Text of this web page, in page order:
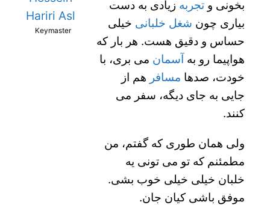
Hariri Asl
Keymaster
بخونی و تجربه زیادی به دست
بیاری چون شغل خلبانی خیلی
حساس و دقیق هست. هر بار که
هواپیما رو به آسمان می بری، با
خودت، صدها مسافر هم از
جایی به جای دیگه، سفر می
کنند.
ولی همان طوری که گفتم، من
مطمئنم که تو می تونی یه
خلبان خیلی خیلی خوب بشی.
موفق باشی کیان جان.